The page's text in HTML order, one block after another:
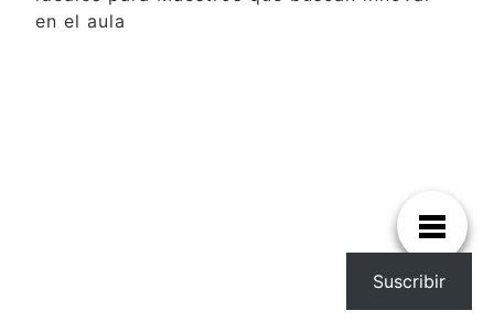
en el aula
Suscribir